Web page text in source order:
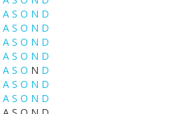
A S O N D
A S O N D
A S O N D
A S O N D
A S O N D
A S O N D
A S O N D